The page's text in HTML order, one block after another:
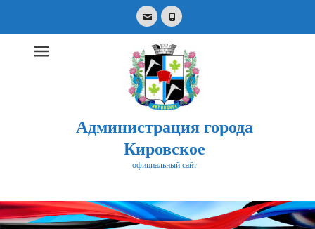
EmailPhone
Администрация города
Кировское
официальный сайт
for: